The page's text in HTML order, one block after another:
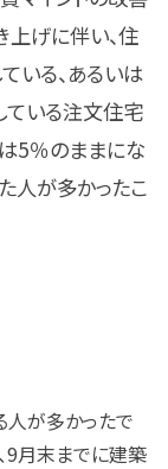
げに伴い、住
いる、あるいは
いる注文住宅
5％のままにな
人が多かったこ
人が多かったで
9月末までに建築